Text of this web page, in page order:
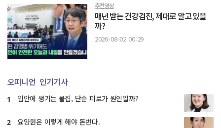
추천영상
매년 받는 건강검진, 제대로 알고 있을
까?
2026-08-02 00:29
오피니언 인기기사
1 입안에 생기는 물집, 단순 피로가 원인일까?
2 요양원은 이렇게 해야 돈번다.